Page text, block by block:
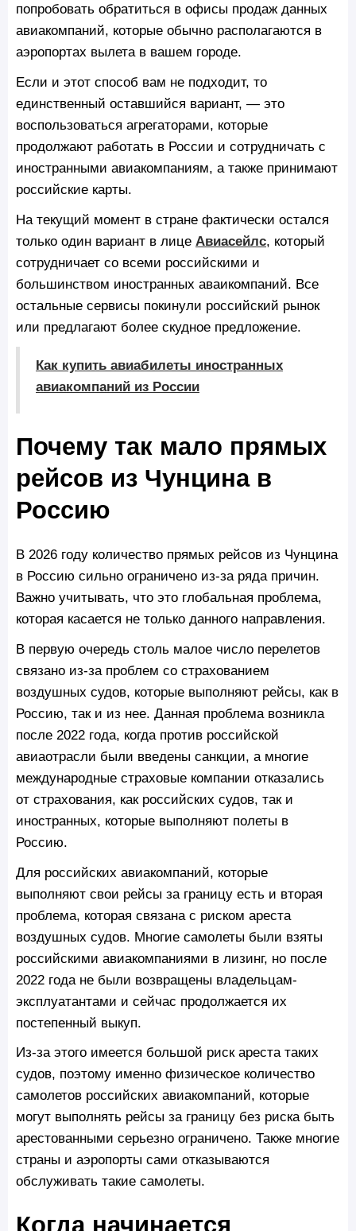
попробовать обратиться в офисы продаж данных
авиакомпаний, которые обычно располагаются в
аэропортах вылета в вашем городе.
Если и этот способ вам не подходит, то
единственный оставшийся вариант, — это
воспользоваться агрегаторами, которые
продолжают работать в России и сотрудничать с
иностранными авиакомпаниям, а также принимают
российские карты.
На текущий момент в стране фактически остался
только один вариант в лице Авиасейлс, который
сотрудничает со всеми российскими и
большинством иностранных аваикомпаний. Все
остальные сервисы покинули российский рынок
или предлагают более скудное предложение.
Как купить авиабилеты иностранных
авиакомпаний из России
Почему так мало прямых
рейсов из Чунцина в
Россию
В 2026 году количество прямых рейсов из Чунцина
в Россию сильно ограничено из-за ряда причин.
Важно учитывать, что это глобальная проблема,
которая касается не только данного направления.
В первую очередь столь малое число перелетов
связано из-за проблем со страхованием
воздушных судов, которые выполняют рейсы, как в
Россию, так и из нее. Данная проблема возникла
после 2022 года, когда против российской
авиаотрасли были введены санкции, а многие
международные страховые компании отказались
от страхования, как российских судов, так и
иностранных, которые выполняют полеты в
Россию.
Для российских авиакомпаний, которые
выполняют свои рейсы за границу есть и вторая
проблема, которая связана с риском ареста
воздушных судов. Многие самолеты были взяты
российскими авиакомпаниями в лизинг, но после
2022 года не были возвращены владельцам-
эксплуатантами и сейчас продолжается их
постепенный выкуп.
Из-за этого имеется большой риск ареста таких
судов, поэтому именно физическое количество
самолетов российских авиакомпаний, которые
могут выполнять рейсы за границу без риска быть
арестованными серьезно ограничено. Также многие
страны и аэропорты сами отказываются
обслуживать такие самолеты.
Когда начинается